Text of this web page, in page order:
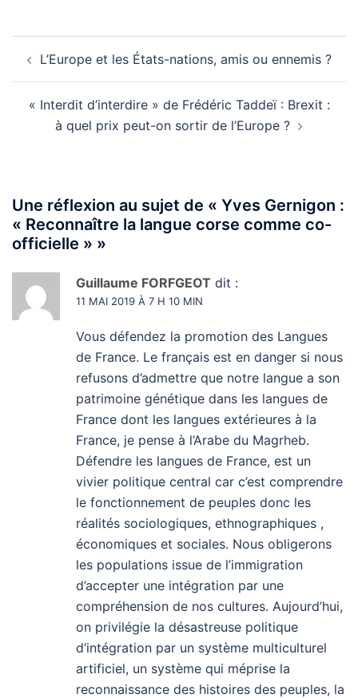
d’article
L’Europe et les États-nations, amis ou ennemis ?
« Interdit d’interdire » de Frédéric Taddeï : Brexit :
à quel prix peut-on sortir de l’Europe ?
Une réflexion au sujet de « Yves Gernigon :
« Reconnaître la langue corse comme co-
officielle » »
Guillaume FORFGEOT dit :
11 MAI 2019 À 7 H 10 MIN
Vous défendez la promotion des Langues
de France. Le français est en danger si nous
refusons d’admettre que notre langue a son
patrimoine génétique dans les langues de
France dont les langues extérieures à la
France, je pense à l’Arabe du Magrheb.
Défendre les langues de France, est un
vivier politique central car c’est comprendre
le fonctionnement de peuples donc les
réalités sociologiques, ethnographiques ,
économiques et sociales. Nous obligerons
les populations issue de l’immigration
d’accepter une intégration par une
compréhension de nos cultures. Aujourd’hui,
on privilégie la désastreuse politique
d’intégration par un système multiculturel
artificiel, un système qui méprise la
reconnaissance des histoires des peuples, la